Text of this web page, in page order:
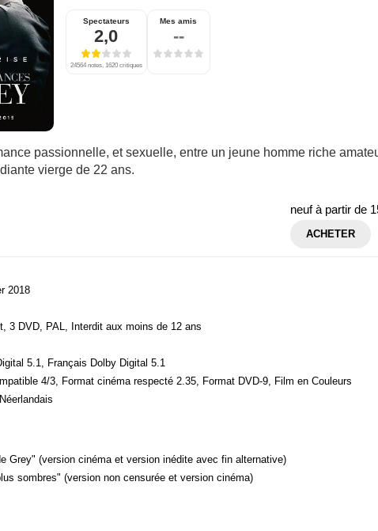
Spectateurs
2,0
24564 notes, 1620 critiques
Mes amis
--
passionnelle, et sexuelle, entre un jeune homme riche
vierge de 22 ans.
neuf à partir de
ACHETER
2018
3 DVD, PAL, Interdit aux moins de 12 ans
5.1, Français Dolby Digital 5.1
4/3, Format cinéma respecté 2.35, Format DVD-9, Film en Couleurs
Grey" (version cinéma et version inédite avec fin alternative)
sombres" (version non censurée et version cinéma)